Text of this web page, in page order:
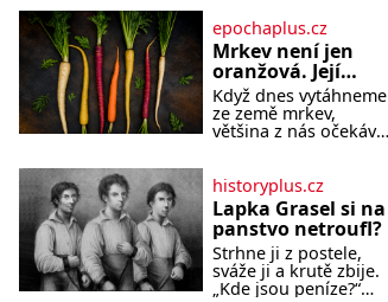
epochaplus.cz
Mrkev není jen
oranžová. Její
neuvěřitelný
příběh začíná
fialovou barvou
Když dnes vytáhneme
ze země mrkev,
většina z nás očekává
historie je mrkev
všechno možné, jen
ne oranžová. Je
fialová, žlutá, bílá,
někdy dokonce téměř
černá. Až díky stovkám
let pečlivého šlechtění
historyplus.cz
Lapka Grasel si na
panstvo netroufl?
Strhne ji z postele,
sváže ji a krutě zbije.
„Kde jsou peníze?“